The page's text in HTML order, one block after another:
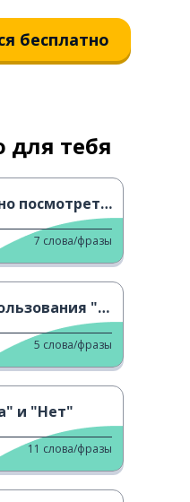
бесплатно
для тебя
посмотреть?
7 слова/фразы
"Chotto"
5 слова/фразы
и "Нет"
11 слова/фразы